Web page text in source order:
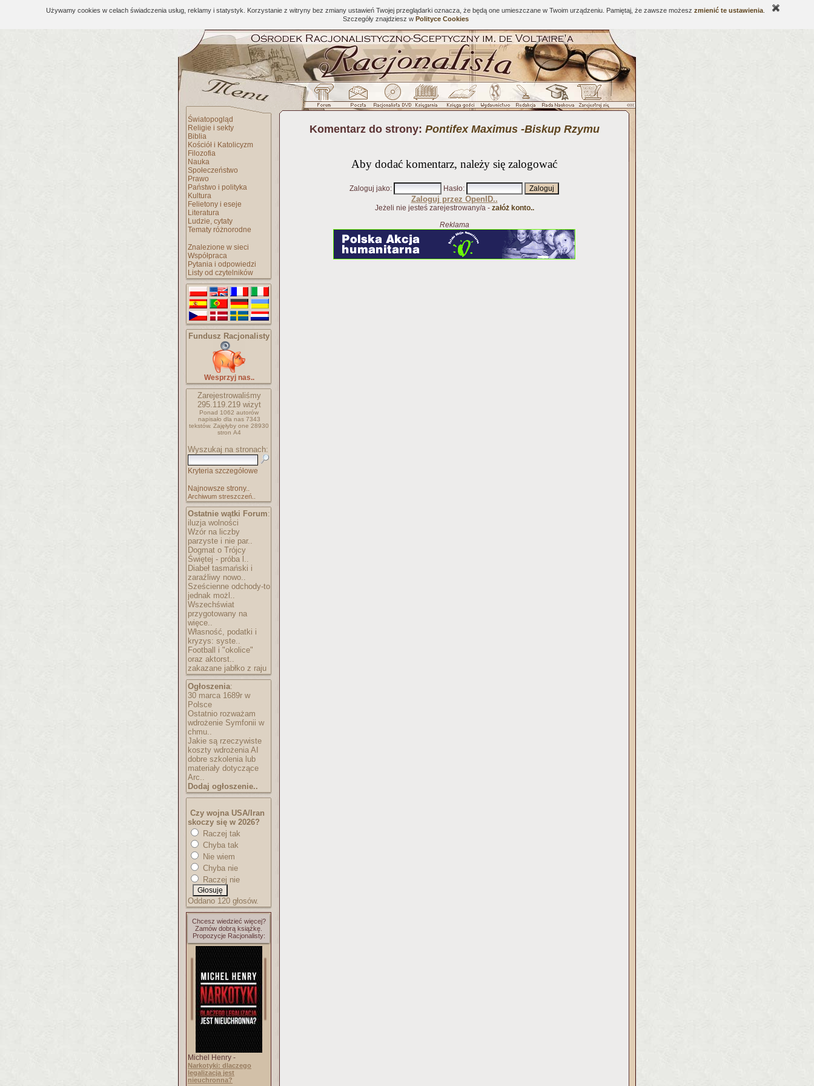
Używamy cookies w celach świadczenia usług, reklamy i statystyk. Korzystanie z witryny bez zmiany ustawień Twojej przeglądarki oznacza, że będą one umieszczane w Twoim urządzeniu. Pamiętaj, że zawsze możesz zmienić te ustawienia
Szczegóły znajdziesz w Polityce Cookies
Światopogląd
Religie i sekty
Biblia
Kościół i Katolicyzm
Filozofia
Nauka
Społeczeństwo
Prawo
Państwo i polityka
Kultura
Felietony i eseje
Literatura
Ludzie, cytaty
Tematy różnorodne
Znalezione w sieci
Współpraca
Pytania i odpowiedzi
Listy od czytelników
Fundusz Racjonalisty
Wesprzyj nas..
Zarejestrowaliśmy
295.119.219wizyt
Ponad 1062 autorów
napisało dla nas 7343
tekstów. Zajęłyby one 28930
stron A4
Wyszukaj na stronach:
Kryteria szczegółowe
Najnowsze strony..
Archiwum streszczeń..
Ostatnie wątki Forum:
iluzja wolności
Wzór na liczby
parzyste i nie par..
Dogmat o Trójcy
Świętej - próba l..
Diabeł tasmański i
zaraźliwy nowo..
Sześcienne odchody-to
jednak możl..
Wszechświat
przygotowany na
więce..
Własność, podatki i
kryzys: syste..
Football i "okolice"
oraz aktorst..
zakazane jabłko z raju
Ogłoszenia:
30 marca 1689r w
Polsce
Ostatnio rozważam
wdrożenie Symfonii w
chmu..
Jakie są rzeczywiste
koszty wdrożenia AI
dobre szkolenia lub
materiały dotyczące
Arc..
Dodaj ogłoszenie..
Czy wojna USA/Iran
skoczy się w 2026?
Raczej tak
Chyba tak
Nie wiem
Chyba nie
Raczej nie
Oddano 120 głosów.
Chcesz wiedzieć więcej?
Zamów dobrą książkę.
Propozycje Racjonalisty:
Michel Henry -
Narkotyki: dlaczego
legalizacja jest
nieuchronna?
Komentarz do strony: Pontifex Maximus -Biskup Rzymu
Aby dodać komentarz, należy się zalogować
Zaloguj jako: Hasło:
Zaloguj przez OpenID..
Jeżeli nie jesteś zarejestrowany/a - załóż konto..
Reklama